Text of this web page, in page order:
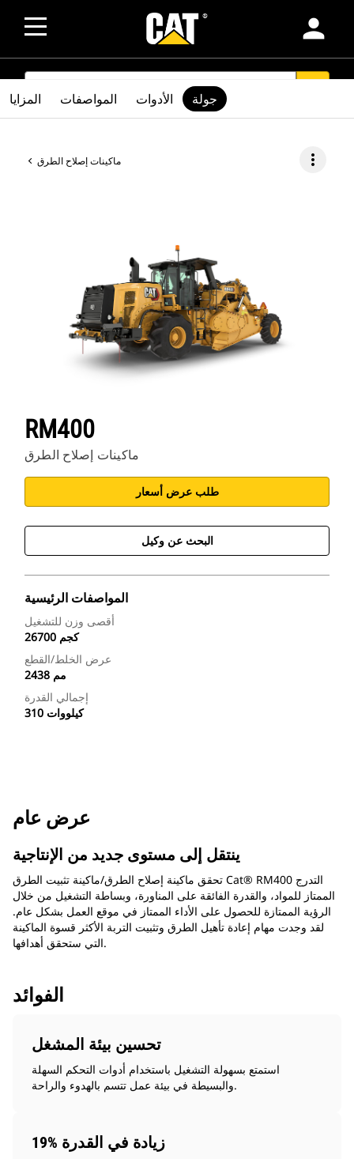
person
SEARCH
ماكينات إصلاح الطرق more_vert
RM400
ماكينات إصلاح الطرق
طلب عرض أسعار
البحث عن وكيل
المواصفات الرئيسية
أقصى وزن للتشغيل
26700 كجم
عرض الخلط/القطع
2438 مم
إجمالي القدرة
310 كيلووات
المزايا المواصفات الأدوات جولة
عرض عام
ينتقل إلى مستوى جديد من الإنتاجية
تحقق ماكينة إصلاح الطرق/ماكينة تثبيت الطرق Cat® RM400 التدرج
الممتاز للمواد، والقدرة الفائقة على المناورة، وبساطة التشغيل من خلال
الرؤية الممتازة للحصول على الأداء الممتاز في موقع العمل بشكل عام.
لقد وجدت مهام إعادة تأهيل الطرق وتثبيت التربة الأكثر قسوة الماكينة
التي ستحقق أهدافها.
الفوائد
تحسين بيئة المشغل
استمتع بسهولة التشغيل باستخدام أدوات التحكم السهلة
والبسيطة في بيئة عمل تتسم بالهدوء والراحة.
19% زيادة في القدرة